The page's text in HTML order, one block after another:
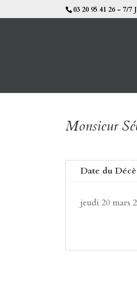
03 20 95 41 26 - 7/7
Monsieur
Date du
jeudi 20 mars